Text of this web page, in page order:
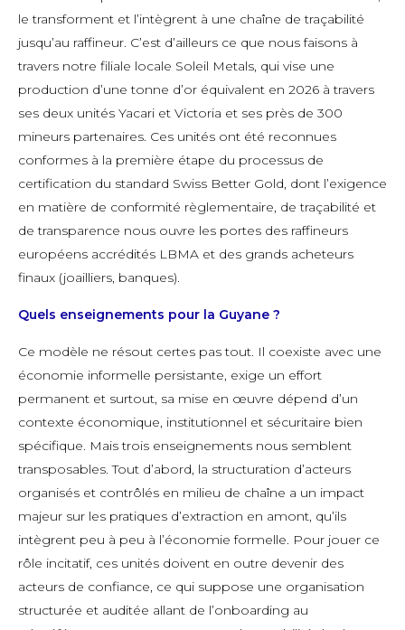
le transforment et l’intègrent à une chaîne de traçabilité
jusqu’au raffineur. C’est d’ailleurs ce que nous faisons à
travers notre filiale locale Soleil Metals, qui vise une
production d’une tonne d’or équivalent en 2026 à travers
ses deux unités Yacari et Victoria et ses près de 300
mineurs partenaires. Ces unités ont été reconnues
conformes à la première étape du processus de
certification du standard Swiss Better Gold, dont l’exigence
en matière de conformité règlementaire, de traçabilité et
de transparence nous ouvre les portes des raffineurs
européens accrédités LBMA et des grands acheteurs
finaux (joailliers, banques).
Quels enseignements pour la Guyane ?
Ce modèle ne résout certes pas tout. Il coexiste avec une
économie informelle persistante, exige un effort
permanent et surtout, sa mise en œuvre dépend d’un
contexte économique, institutionnel et sécuritaire bien
spécifique. Mais trois enseignements nous semblent
transposables. Tout d’abord, la structuration d’acteurs
organisés et contrôlés en milieu de chaîne a un impact
majeur sur les pratiques d’extraction en amont, qu’ils
intègrent peu à peu à l’économie formelle. Pour jouer ce
rôle incitatif, ces unités doivent en outre devenir des
acteurs de confiance, ce qui suppose une organisation
structurée et auditée allant de l’onboarding au